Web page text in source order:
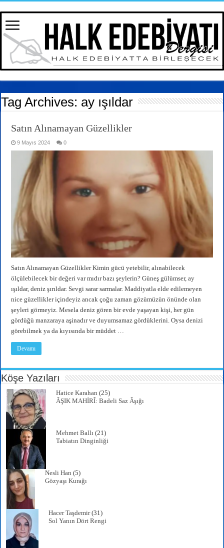
Tag Archives: ay ışıldar
Satın Alınamayan Güzellikler
9 Mayıs 2024 0
Satın Alınamayan Güzellikler Kimin gücü yetebilir, alınabilecek
ölçülebilecek bir değeri var mıdır bazı şeylerin? Güneş gülümser, ay
ışıldar, deniz şırıldar. Sevgi sarar sarmalar. Maddiyatla elde edilemeyen
nice güzellikler içindeyiz ancak çoğu zaman gözümüzün önünde olan
şeyleri görmeyiz. Mesela deniz gören bir evde yaşayan kişi, her gün
gördüğü manzaraya aşinadır ve duyumsamaz gördüklerini. Oysa denizi
görebilmek ya da kıyısında bir müddet …
Devamı
Köşe Yazıları
Hatice Karahan (25)
ÂŞIK MAHİRÎ: Badeli Saz Âşığı
Mehmet Ballı (21)
Tabiatın Dinginliği
Nesli Han (5)
Gözyaşı Kurağı
Hacer Taşdemir(31)
Sol Yanın Dört Rengi